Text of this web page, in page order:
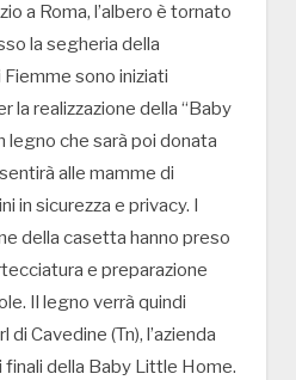
a Roma, l’albero è tornato
la segheria della
sono iniziati
la realizzazione della “Baby
legno che sarà poi donata
alle mamme di
in sicurezza e privacy. I
della casetta hanno preso
e preparazione
Il legno verrà quindi
Cavedine (Tn), l’azienda
finali della Baby Little Home.